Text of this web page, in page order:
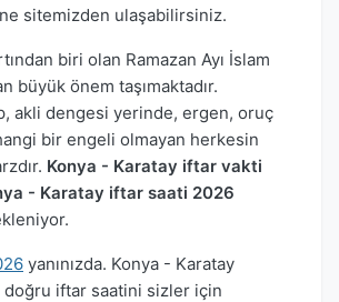
sitemizden ulaşabilirsiniz.
biri olan Ramazan Ayı İslam
büyük önem taşımaktadır.
akli dengesi yerinde, ergen, oruç
bir engeli olmayan herkesin
Konya - Karatay iftar vakti
- Karatay iftar saati 2026
yanınızda. Konya - Karatay
iftar saatini sizler için